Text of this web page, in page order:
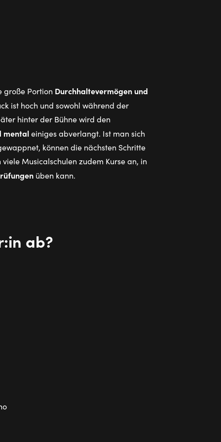
große Portion Durchhaltevermögen und
ist hoch und sowohl während der
hinter der Bühne wird den
mentaleiniges abverlangt. Ist man sich
können die nächsten Schritte
Musicalschulen zudem Kurse an, in
üben kann.
ab?